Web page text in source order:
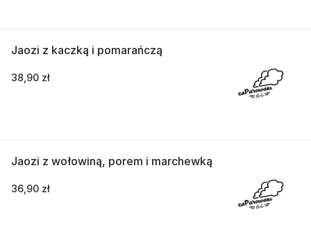
Jaozi z kaczką i pomarańczą
38,90 zł
Jaozi z wołowiną, porem i marchewką
36,90 zł